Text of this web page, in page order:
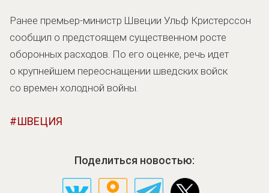
Ранее премьер-министр Швеции Ульф Кристерссон
сообщил о предстоящем существенном росте
оборонных расходов. По его оценке, речь идет
о крупнейшем переоснащении шведских войск
со времен холодной войны.
ШВЕЦИЯ
Поделиться новостью: